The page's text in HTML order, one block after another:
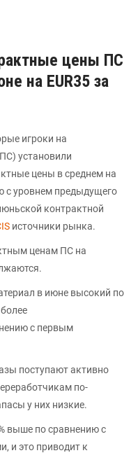
цены ПС
на EUR35 за
игроки на
установили
цены в среднем на
с уровнем предыдущего
контрактной
источники рынка.
ценам ПС на
в июне высокий по
с первым
поступают активно
по-
у них низкие.
выше по сравнению с
и это приводит к